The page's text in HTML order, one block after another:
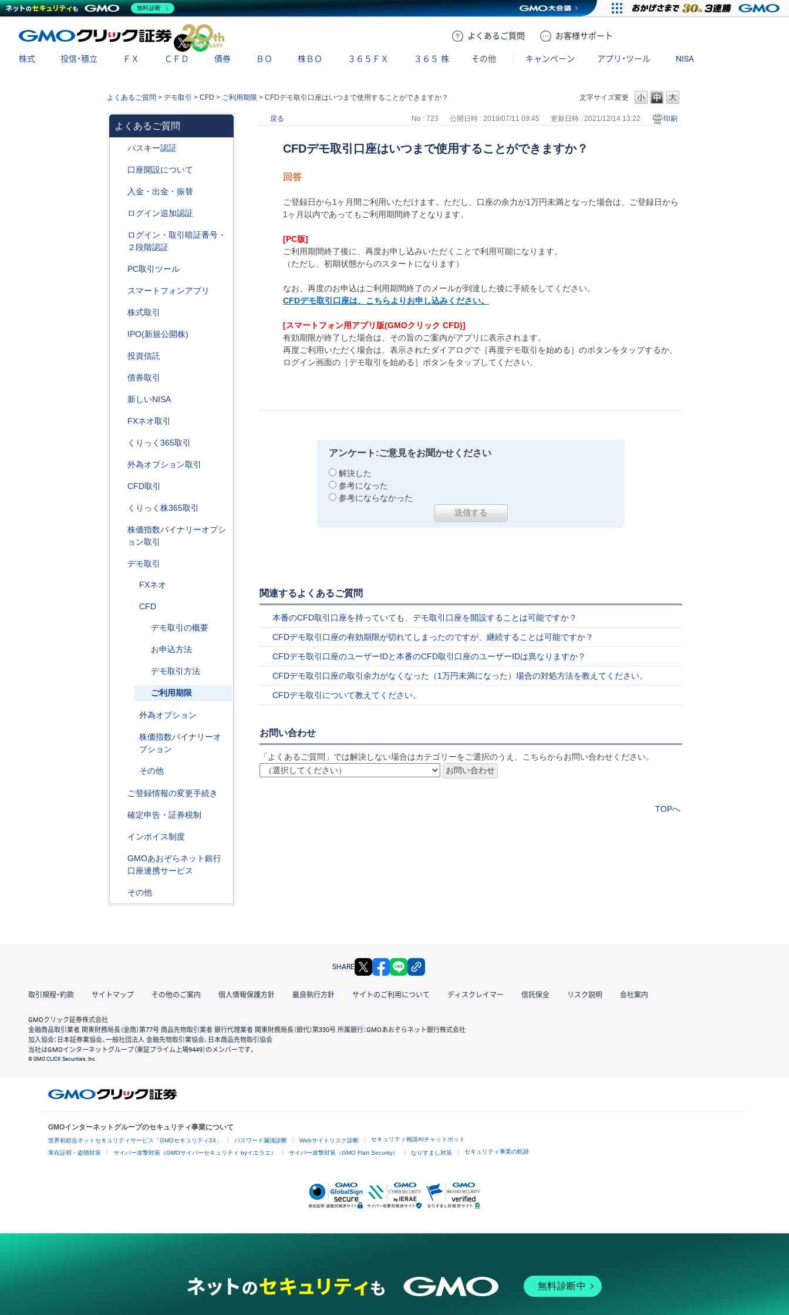
よくある ご質問 お客様サポート
X
株式 投信・積立 ＦＸ ＣＦＤ 債券 ＢＯ 株ＢＯ ３６５ＦＸ ３６５ 株 その他 キャンペーン アプリ・ツール NISA
文字サイズ変更
よくあるご質問 > デモ取引 > CFD > ご利用期限 > CFDデモ取引口座はいつまで使用することができますか？
よくあるご質問
パスキー認証
口座開設について
入金・出金・振替
ログイン追加認証
ログイン・取引暗証番号・
２段階認証
PC取引ツール
スマートフォンアプリ
株式取引
IPO(新規公開株)
投資信託
債券取引
新しいNISA
FXネオ取引
くりっく365取引
外為オプション取引
CFD取引
くりっく株365取引
株価指数バイナリーオプシ
ョン取引
デモ取引
FXネオ
CFD
デモ取引の概要
お申込方法
デモ取引方法
ご利用期限
外為オプション
株価指数バイナリーオ
プション
その他
ご登録情報の変更手続き
確定申告・証券税制
インボイス制度
GMOあおぞらネット銀行
口座連携サービス
その他
戻る No : 723 公開日時 : 2019/07/11 09:45 更新日時 : 2021/12/14 13:22 印刷
CFDデモ取引口座はいつまで使用することができますか？
回答
ご登録日から1ヶ月間ご利用いただけます。ただし、口座の余力が1万円未満となった場合は、ご登録日から
1ヶ月以内であってもご利用期間終了となります。
[PC版]
ご利用期間終了後に、再度お申し込みいただくことで利用可能になります。
（ただし、初期状態からのスタートになります）
なお、再度のお申込はご利用期間終了のメールが到達した後に手続をしてください。
CFDデモ取引口座は、こちらよりお申し込みください。
[スマートフォン用アプリ版(GMOクリック CFD)]
有効期限が終了した場合は、その旨のご案内がアプリに表示されます。
再度ご利用いただく場合は、表示されたダイアログで［再度デモ取引を始める］のボタンをタップするか、
ログイン画面の［デモ取引を始める］ボタンをタップしてください。
アンケート:ご意見をお聞かせください
解決した
参考になった
参考にならなかった
関連するよくあるご質問
本番のCFD取引口座を持っていても、デモ取引口座を開設することは可能ですか？
CFDデモ取引口座の有効期限が切れてしまったのですが、継続することは可能ですか？
CFDデモ取引口座のユーザーIDと本番のCFD取引口座のユーザーIDは異なりますか？
CFDデモ取引口座の取引余力がなくなった（1万円未満になった）場合の対処方法を教えてください。
CFDデモ取引について教えてください。
お問い合わせ
「よくあるご質問」では解決しない場合はカテゴリーをご選択のうえ、こちらからお問い合わせください。
TOPへ
SHARE X facebook
取引規程・約款 サイトマップ その他のご案内 個人情報保護方針 最良執行方針 サイトのご利用について ディスクレイマー 信託保全 リスク説明 会社案内
GMOクリック証券株式会社
金融商品取引業者 関東財務局長（金商）第77号 商品先物取引業者 銀行代理業者 関東財務局長（銀代）第330号 所属銀行：GMOあおぞらネット銀行株式会社
加入協会：日本証券業協会、一般社団法人 金融先物取引業協会、日本商品先物取引協会
当社はGMOインターネットグループ（東証プライム上場9449）のメンバーです。
© GMO CLICK Securities, Inc.
GMOインターネットグループのセキュリティ事業について
世界初総合ネットセキュリティサービス「GMOセキュリティ24」 パスワード漏洩診断 Webサイトリスク診断 セキュリティ相談AIチャットボット
実在証明・盗聴対策 サイバー攻撃対策（GMOサイバーセキュリティ byイエラエ） サイバー攻撃対策（GMO Flatt Security） なりすまし対策 セキュリティ事業の軌跡
無料診断中
無料診断